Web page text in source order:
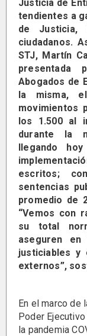
Justicia de
tendientes a
de Justicia,
ciudadanos.
STJ, Martín
Abogados de
la misma,
movimientos
los 1.500 al
durante la
llegando
escritos;
sentencias
promedio de
“Vemos con
su total
aseguren
justiciables y
externos”,
En el marco de
Poder
la pandemia